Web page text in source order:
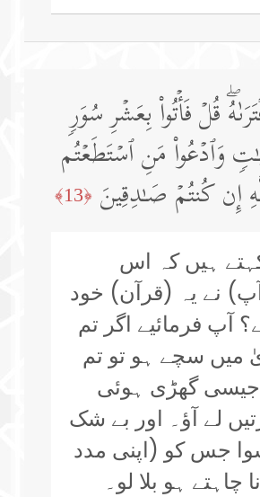
قُلۡ فَأۡتُوا۟ بِعَشۡرِ سُوَرࣲ
وَٱدۡعُوا۟ مَنِ ٱسۡتَطَعۡتُم
إِن كُنتُمۡ صَـٰدِقِینَ ﴿13﴾
ہیں کہ اس
نے یہ (قرآن) خود
آپ فرمائیے اگر تم
میں سچے ہو تو تم
گھڑی ہوئی
لے آؤ۔ اور بے شک
جس کو (اپنی مدد
چاہتے ہو بلا لو۔